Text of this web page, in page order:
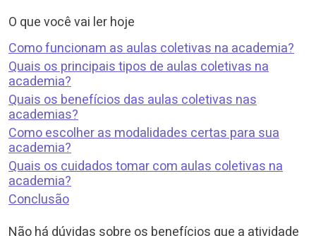
O que você vai ler hoje
Como funcionam as aulas coletivas na academia?
Quais os principais tipos de aulas coletivas na
academia?
Quais os benefícios das aulas coletivas nas
academias?
Como escolher as modalidades certas para sua
academia?
Quais os cuidados tomar com aulas coletivas na
academia?
Conclusão
Não há dúvidas sobre os benefícios que a atividade